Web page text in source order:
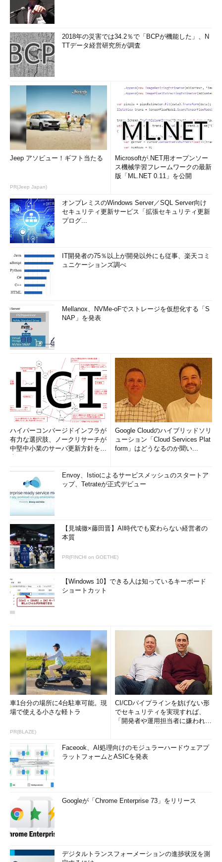
て表示する）
画面1
「-t」オプションを付けて実行するとアーカイブの内
容が表示され（赤枠部分）、さらに「-v」オプションを付け
ると詳細な内容が表示される（青枠部分）
アーカイブファイルから実行ファイルだけを取り出したい、ま
たは、ドキュメントだけを取り出したいなど、ファイルを指定し
て取り出したい場合は「 -x」オプションを使用して「tar -xvzf
アーカイブ.tgz
」として、後ろに取り出したいファイル名を指定
します。
例えば、先ほどの「data0809.tgz」から「list*.txt」を取り出
す場合は、次のように指定します（
画面2
コマンド実行例
tar -xvzf data0809.tgz "list*.txt"
（「data0809.tgz」から「list*.txt」を取り出す）
画面2 アーカイブ名の後にアーカイブファイルから取り出
したいファイルを指定できる
目次に戻る
圧縮形式を確認する／変更する
gzip形式で圧縮されたアーカイブファイルは、拡張子に
「tar.gz」または「tgz」、bzip2形式の場合は「tar.bz2」を使う
習慣になっていますが、「
こともできます。
gzip形式で圧縮されたアーカイブファイルをgzipではなく、
bzip2で再圧縮する場合は、いったん「
し（圧縮を元に戻す）、「
で、tarコマンドで「-j」オプションでアーカイブを作成したのと
したり、bzip2形式で圧縮されたアーカイブを展開したりするオ
プション）。
（ファイルの形式を調べる）
gunzip data0809.tgz
（gzipで圧縮されているアーカイブを伸張する。
「data0809.tgz」が「data0809.tar」になる）
bzip2 data0809.tar
（圧縮されていないアーカイブをbzip2形式で圧縮する。
「data0809.tar」が「data0809.tar.bz2」になる）
し、gunzipコマンドで展開、あらためて「ls -l」とfileコマンドで
確認後、bzip2コマンドで再圧縮して、再度「ls -l」とfileコマン
ドで確認しています。
2018年の災害では34.2％で「BCPが機能した」、N
TTデータ経営研究所が調査
Jeep アソビュー！ギフト当たる
PR(Jeep Japan)
Microsoftが.NET用オープンソー
ス機械学習フレームワークの最新
版「ML.NET 0.11」を公開
オンプレミスのWindows Server／SQL Server向け
セキュリティ更新サービス「拡張セキュリティ更新
プログ...
IT開発者の75％以上が開発以外にも従事、楽天コミ
ュニケーションズ調べ
Mellanox、NVMe-oFでストレージを仮想化する「S
NAP」を発表
ハイパーコンバージドインフラが
有力な選択肢、ノークリサーチが
中堅中小業のサーバ更新方針を調
Google Cloudのハイブリッドソリ
ューション「Cloud Services Plat
form」はどうなるのか聞い...
Envoy、Istioによるサービスメッシュのスタートア
ップ、Tetrateが正式デビュー
【見城徹×藤田晋】AI時代でも変わらない経営者の
本質
PR(FINCHI on GOETHE)
【Windows 10】できる人は知っているキーボード
ショートカット
車1台分の場所に4台駐車可能。現
場で使える小さな軽トラ
PR(BLAZE)
CI/CDパイプラインを妨げない形
でセキュリティを実現すれば、
「開発者や運用担当者に嫌われな
Faceook、AI処理向けのモジュラーハードウェアプ
ラットフォームとASICを発表
Googleが「Chrome Enterprise 73」をリリース
デジタルトランスフォーメーションの進捗状況を測